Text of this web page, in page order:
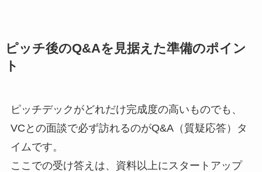
ピッチ後のQ&Aを見据えた準備のポイン
ト
ピッチデックがどれだけ完成度の高いものでも、
VCとの面談で必ず訪れるのがQ&A（質疑応答）タ
イムです。
ここでの受け答えは、資料以上にスタートアップ